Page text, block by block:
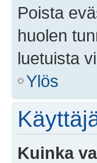
Poista
huolen
luetuista
Ylös
Kuinka